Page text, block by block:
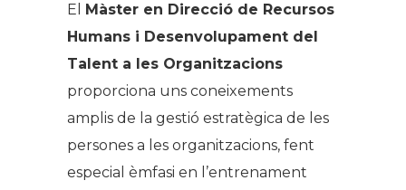
El Màster en Direcció de Recursos
Humans i Desenvolupament del
Talent a les Organitzacions
proporciona uns coneixements
amplis de la gestió estratègica de les
persones a les organitzacions, fent
especial èmfasi en l’entrenament